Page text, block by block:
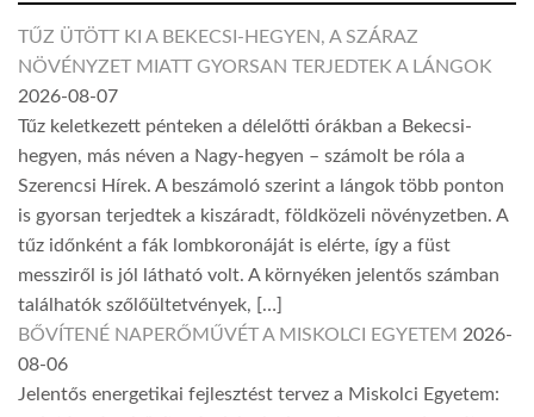
TŰZ ÜTÖTT KI A BEKECSI-HEGYEN, A SZÁRAZ
NÖVÉNYZET MIATT GYORSAN TERJEDTEK A LÁNGOK
2026-08-07
Tűz keletkezett pénteken a délelőtti órákban a Bekecsi-
hegyen, más néven a Nagy-hegyen – számolt be róla a
Szerencsi Hírek. A beszámoló szerint a lángok több ponton
is gyorsan terjedtek a kiszáradt, földközeli növényzetben. A
tűz időnként a fák lombkoronáját is elérte, így a füst
messziről is jól látható volt. A környéken jelentős számban
találhatók szőlőültetvények, […]
BŐVÍTENÉ NAPERŐMŰVÉT A MISKOLCI EGYETEM 2026-
08-06
Jelentős energetikai fejlesztést tervez a Miskolci Egyetem: